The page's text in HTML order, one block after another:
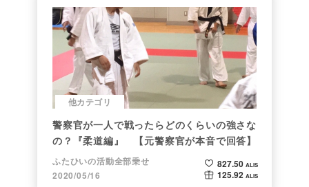
他カテゴリ
警察官が一人で戦ったらどのくらいの強さな
の？『柔道編』 【元警察官が本音で回答】
ふたひいの活動全部乗せ
2020/05/16
827.50 ALIS
125.92 ALIS